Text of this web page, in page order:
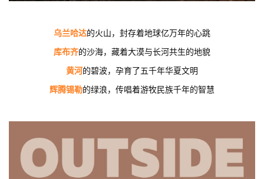
乌兰哈达的火山，封存着地球亿万年的心跳
库布齐的沙海，藏着大漠与长河共生的地貌
黄河的碧波，孕育了五千年华夏文明
辉腾锡勒的绿浪，传唱着游牧民族千年的智慧